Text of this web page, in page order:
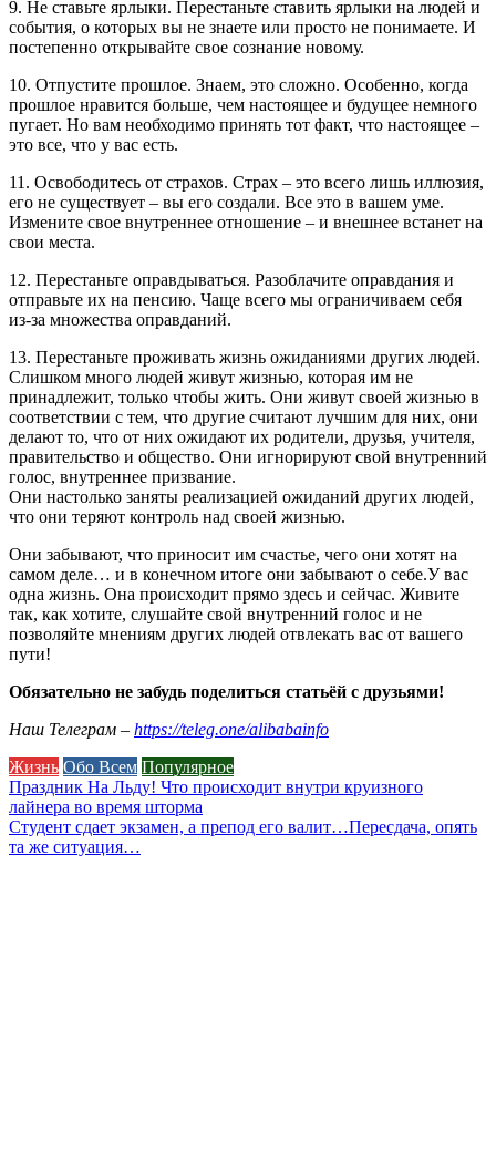
9. Не ставьте ярлыки. Перестаньте ставить ярлыки на людей и
события, о которых вы не знаете или просто не понимаете. И
постепенно открывайте свое сознание новому.
10. Отпустите прошлое. Знаем, это сложно. Особенно, когда
прошлое нравится больше, чем настоящее и будущее немного
пугает. Но вам необходимо принять тот факт, что настоящее –
это все, что у вас есть.
11. Освободитесь от страхов. Страх – это всего лишь иллюзия,
его не существует – вы его создали. Все это в вашем уме.
Измените свое внутреннее отношение – и внешнее встанет на
свои места.
12. Перестаньте оправдываться. Разоблачите оправдания и
отправьте их на пенсию. Чаще всего мы ограничиваем себя
из-за множества оправданий.
13. Перестаньте проживать жизнь ожиданиями других людей.
Слишком много людей живут жизнью, которая им не
принадлежит, только чтобы жить. Они живут своей жизнью в
соответствии с тем, что другие считают лучшим для них, они
делают то, что от них ожидают их родители, друзья, учителя,
правительство и общество. Они игнорируют свой внутренний
голос, внутреннее призвание.
Они настолько заняты реализацией ожиданий других людей,
что они теряют контроль над своей жизнью.
Они забывают, что приносит им счастье, чего они хотят на
самом деле… и в конечном итоге они забывают о себе.У вас
одна жизнь. Она происходит прямо здесь и сейчас. Живите
так, как хотите, слушайте свой внутренний голос и не
позволяйте мнениям других людей отвлекать вас от вашего
пути!
Обязательно не забудь поделиться статьёй с друзьями!
Наш Телеграм – https://teleg.one/alibabainfo
Жизнь Обо Всем Популярное
Навигация
по
записям
Праздник На Льду! Что происходит внутри круизного
лайнера во время шторма
Студент сдает экзамен, а препод его валит…Пересдача, опять
та же ситуация…